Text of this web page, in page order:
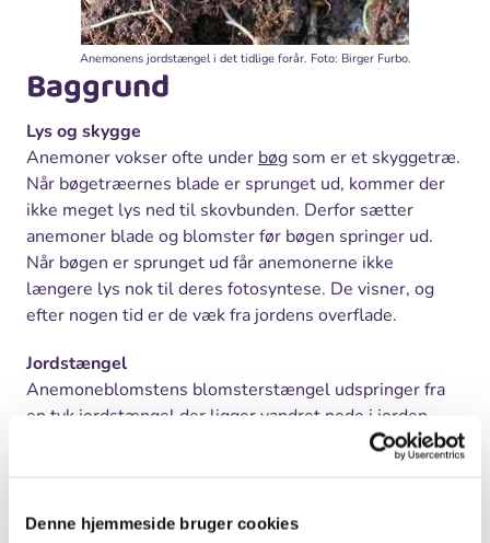
Denne hjemmeside bruger cookies
Anemonens jordstængel i det tidlige forår. Foto: Birger Furbo.
Baggrund
Lys og skygge
Anemoner vokser ofte under bøg som er et skyggetræ.
Når bøgetræernes blade er sprunget ud, kommer der
ikke meget lys ned til skovbunden. Derfor sætter
anemoner blade og blomster før bøgen springer ud.
Når bøgen er sprunget ud får anemonerne ikke
længere lys nok til deres fotosyntese. De visner, og
efter nogen tid er de væk fra jordens overflade.
Jordstængel
Anemoneblomstens blomsterstængel udspringer fra
en tyk jordstængel der ligger vandret nede i jorden.
Denne jordstængel er en stængel og ikke en rod. Den
indeholder oplagsnæring, og fungerer som en slags
ved fotosyntesenom foråret, bliver gemt som stivelse i